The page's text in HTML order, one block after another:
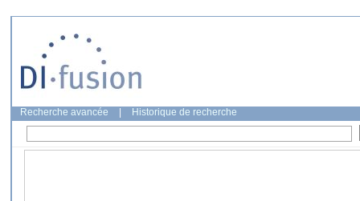
Recherche avancée Historique de recherche